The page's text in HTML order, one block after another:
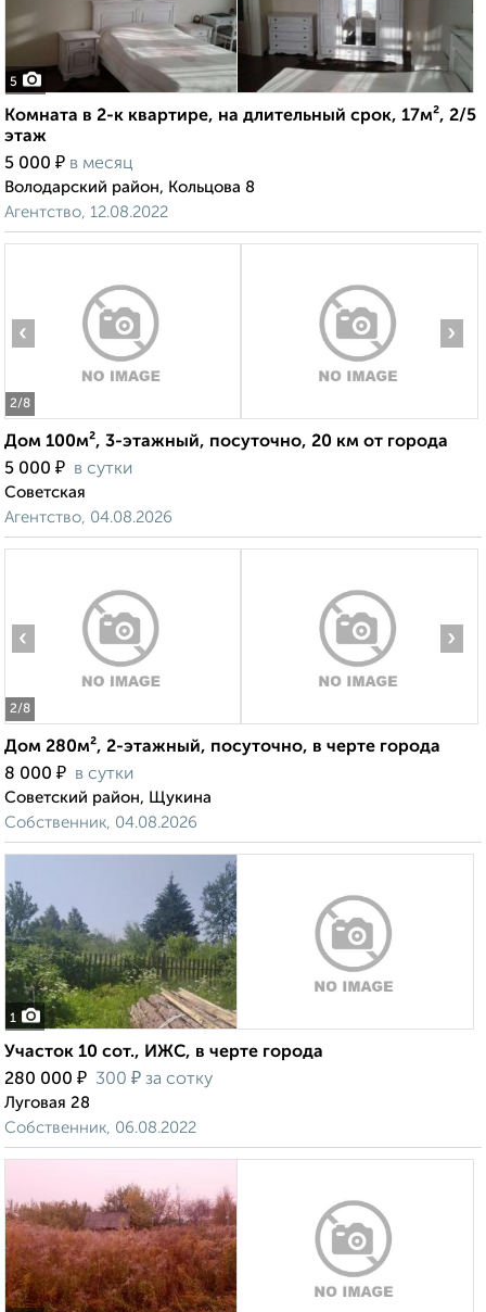
5
Комната в 2-к квартире, на длительный срок, 17м², 2/5
этаж
5 000 ₽ в месяц
Володарский район, Кольцова 8
Агентство, 12.08.2022
2/8
‹ ›
Дом 100м², 3-этажный, посуточно, 20 км от города
5 000 ₽ в сутки
Советская
Агентство, 04.08.2026
2/8
‹ ›
Дом 280м², 2-этажный, посуточно, в черте города
8 000 ₽ в сутки
Советский район, Щукина
Собственник, 04.08.2026
1
Участок 10 сот., ИЖС, в черте города
280 000 ₽ 300 ₽ за сотку
Луговая 28
Собственник, 06.08.2022